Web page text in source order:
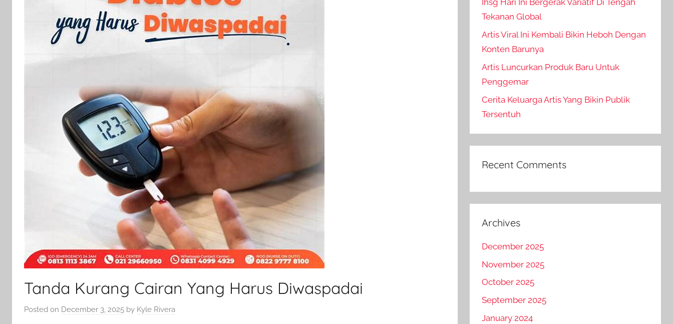
Tanda Kurang Cairan Yang Harus Diwaspadai
Posted on December 3, 2025 by Kyle Rivera
Ihsg Hari Ini Bergerak Variatif Di Tengah
Tekanan Global
Artis Viral Ini Kembali Bikin Heboh Dengan
Konten Barunya
Artis Luncurkan Produk Baru Untuk
Penggemar
Cerita Keluarga Artis Yang Bikin Publik
Tersentuh
Recent Comments
Archives
December 2025
November 2025
October 2025
September 2025
January 2024